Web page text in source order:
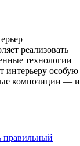
реализовать
технологии
интерьеру особую
композиции — и
правильный